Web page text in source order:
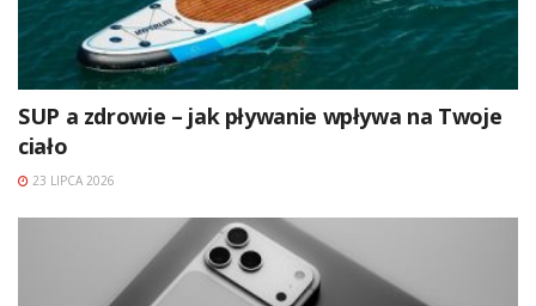
SUP a zdrowie – jak pływanie wpływa na Twoje
ciało
23 LIPCA 2026